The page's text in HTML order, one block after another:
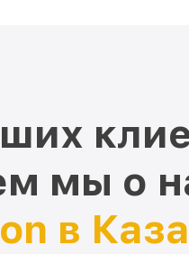
мы о
в